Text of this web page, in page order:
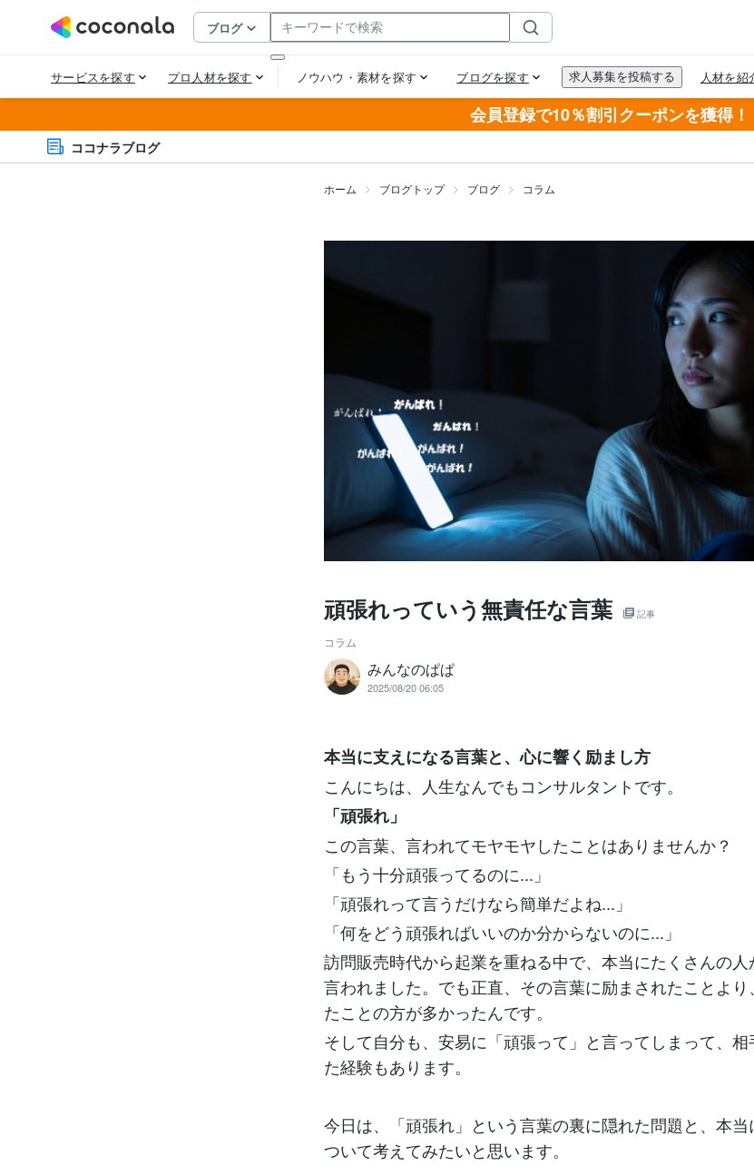
会員登録で10％割引クーポンを獲得！
ココナラブログ
ホーム ブログトップ ブログ コラム
頑張れっていう無責任な言葉 記事
コラム
みんなのぱぱ
2025/08/20 06:05
本当に支えになる言葉と、心に響く励まし方
こんにちは、人生なんでもコンサルタントです。
「頑張れ」
この言葉、言われてモヤモヤしたことはありませんか？
「もう十分頑張ってるのに...」
「頑張れって言うだけなら簡単だよね...」
「何をどう頑張ればいいのか分からないのに...」
訪問販売時代から起業を重ねる中で、本当にたくさんの人
言われました。でも正直、その言葉に励まされたことよ
たことの方が多かったんです。
そして自分も、安易に「頑張って」と言ってしまって、
た経験もあります。
今日は、「頑張れ」という言葉の裏に隠れた問題と、本
ついて考えてみたいと思います。